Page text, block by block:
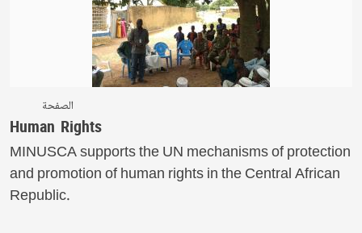
الصفحة
Human Rights
MINUSCA supports the UN mechanisms of protection
and promotion of human rights in the Central African
Republic.